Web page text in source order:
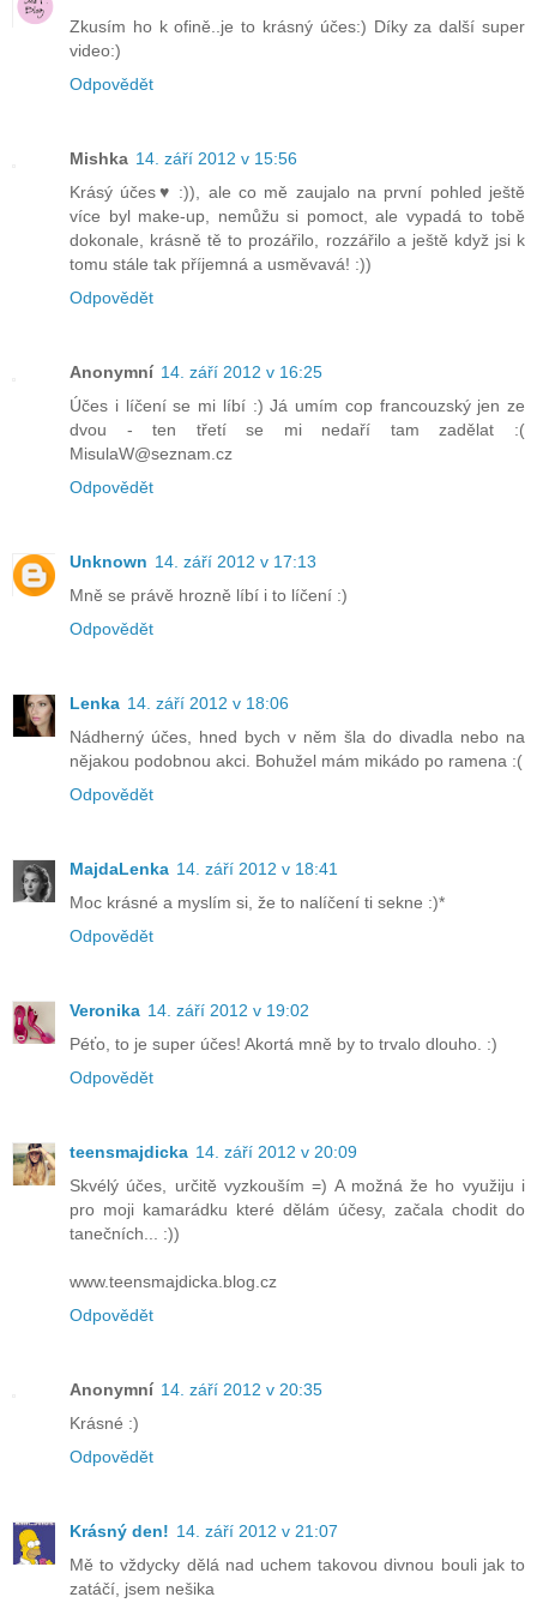
Zkusím ho k ofině..je to krásný účes:) Díky za další super
video:)
Odpovědět
Mishka 14. září 2012 v 15:56
Krásý účes♥ :)), ale co mě zaujalo na první pohled ještě
více byl make-up, nemůžu si pomoct, ale vypadá to tobě
dokonale, krásně tě to prozářilo, rozzářilo a ještě když jsi k
tomu stále tak příjemná a usměvavá! :))
Odpovědět
Anonymní 14. září 2012 v 16:25
Účes i líčení se mi líbí :) Já umím cop francouzský jen ze
dvou - ten třetí se mi nedaří tam zadělat :(
MisulaW@seznam.cz
Odpovědět
Unknown 14. září 2012 v 17:13
Mně se právě hrozně líbí i to líčení :)
Odpovědět
Lenka 14. září 2012 v 18:06
Nádherný účes, hned bych v něm šla do divadla nebo na
nějakou podobnou akci. Bohužel mám mikádo po ramena :(
Odpovědět
MajdaLenka 14. září 2012 v 18:41
Moc krásné a myslím si, že to nalíčení ti sekne :)*
Odpovědět
Veronika 14. září 2012 v 19:02
Péťo, to je super účes! Akortá mně by to trvalo dlouho. :)
Odpovědět
teensmajdicka 14. září 2012 v 20:09
Skvélý účes, určitě vyzkouším =) A možná že ho využiju i
pro moji kamarádku které dělám účesy, začala chodit do
tanečních... :))
www.teensmajdicka.blog.cz
Odpovědět
Anonymní 14. září 2012 v 20:35
Krásné :)
Odpovědět
Krásný den! 14. září 2012 v 21:07
Mě to vždycky dělá nad uchem takovou divnou bouli jak to
zatáčí, jsem nešika